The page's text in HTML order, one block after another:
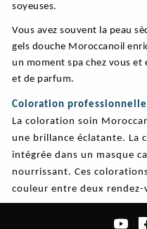
soyeuses.
Vous avez souvent la peau
gels douche Moroccanoil
un moment spa chez vous
et de parfum.
Coloration
La coloration soin
une brillance éclatante. La
intégrée dans un masque
nourrissant. Ces
couleur entre deux